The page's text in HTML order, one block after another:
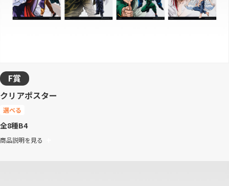
F賞
クリアポスター
選べる
全8種B4
商品説明を見る